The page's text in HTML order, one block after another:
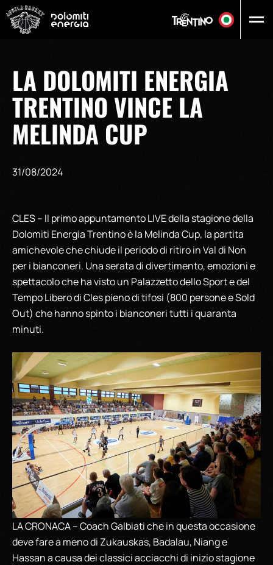
LA DOLOMITI ENERGIA
TRENTINO VINCE LA
MELINDA CUP
31/08/2024
CLES – Il primo appuntamento LIVE della stagione della
Dolomiti Energia Trentino è la Melinda Cup, la partita
amichevole che chiude il periodo di ritiro in Val di Non
per i bianconeri. Una serata di divertimento, emozioni e
spettacolo che ha visto un Palazzetto dello Sport e del
Tempo Libero di Cles pieno di tifosi (800 persone e Sold
Out) che hanno spinto i bianconeri tutti i quaranta
minuti.
LA CRONACA – Coach Galbiati che in questa occasione
deve fare a meno di Zukauskas, Badalau, Niang e
Hassan a causa dei classici acciacchi di inizio stagione